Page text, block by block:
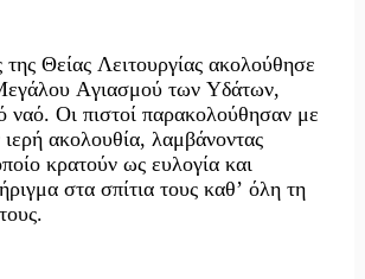
Θείας Λειτουργίας ακολούθησε
Αγιασμού των Υδάτων,
ναό. Οι πιστοί παρακολούθησαν με
ακολουθία, λαμβάνοντας
κρατούν ως ευλογία και
στα σπίτια τους καθ’ όλη τη